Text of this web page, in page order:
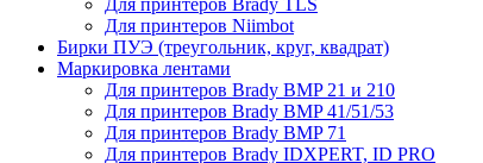
Для принтеров Brady TLS
Для принтеров Niimbot
Бирки ПУЭ (треугольник, круг, квадрат)
Маркировка лентами
Для принтеров Brady BMP 21 и 210
Для принтеров Brady BMP 41/51/53
Для принтеров Brady BMP 71
Для принтеров Brady IDXPERT, ID PRO